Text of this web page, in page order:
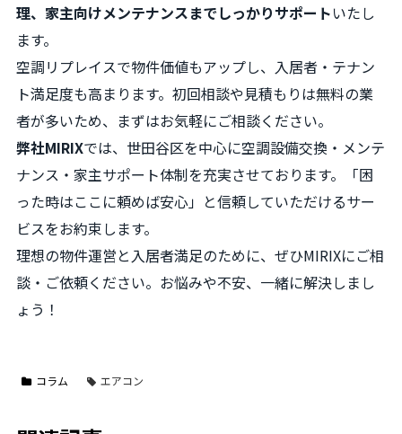
理、家主向けメンテナンスまでしっかりサポートいたし
ます。
空調リプレイスで物件価値もアップし、入居者・テナン
ト満足度も高まります。初回相談や見積もりは無料の業
者が多いため、まずはお気軽にご相談ください。
弊社MIRIXでは、世田谷区を中心に空調設備交換・メンテ
ナンス・家主サポート体制を充実させております。「困
った時はここに頼めば安心」と信頼していただけるサー
ビスをお約束します。
理想の物件運営と入居者満足のために、ぜひMIRIXにご相
談・ご依頼ください。お悩みや不安、一緒に解決しまし
ょう！
コラム エアコン